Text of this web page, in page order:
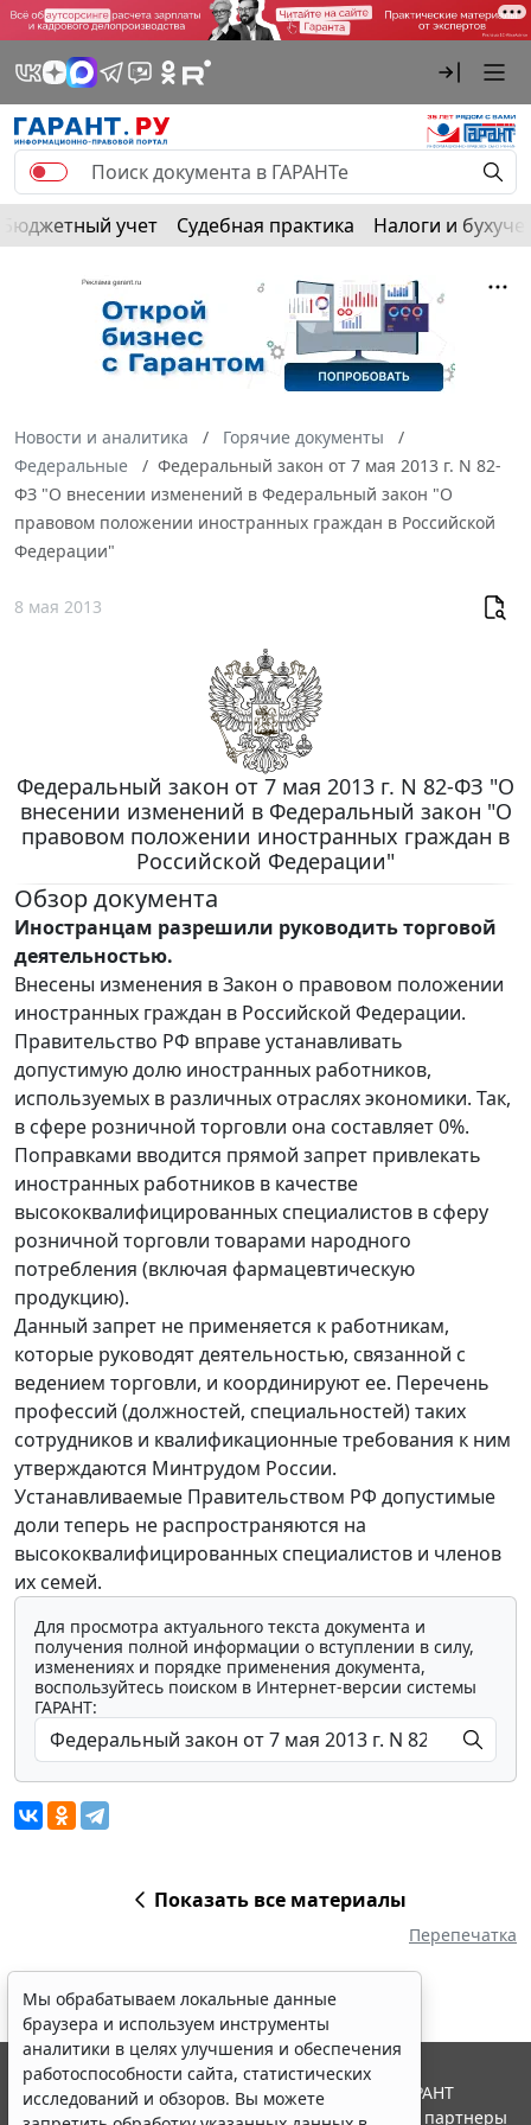
Бюджетный учет Судебная практика Налоги и
Новости и аналитика
Горячие документы
Федеральные
Федеральный закон от 7 мая 2013 г. N 82-
ФЗ "О внесении изменений в Федеральный закон "О
правовом положении иностранных граждан в Российской
Федерации"
8 мая 2013
Федеральный закон от 7 мая 2013 г. N 82-ФЗ "О
внесении изменений в Федеральный закон "О
правовом положении иностранных граждан в
Российской Федерации"
Обзор документа
Иностранцам разрешили руководить торговой
деятельностью.
Внесены изменения в Закон о правовом положении
иностранных граждан в Российской Федерации.
Правительство РФ вправе устанавливать
допустимую долю иностранных работников,
используемых в различных отраслях экономики. Так,
в сфере розничной торговли она составляет 0%.
Поправками вводится прямой запрет привлекать
иностранных работников в качестве
высококвалифицированных специалистов в сферу
розничной торговли товарами народного
потребления (включая фармацевтическую
продукцию).
Данный запрет не применяется к работникам,
которые руководят деятельностью, связанной с
ведением торговли, и координируют ее. Перечень
профессий (должностей, специальностей) таких
сотрудников и квалификационные требования к ним
утверждаются Минтрудом России.
Устанавливаемые Правительством РФ допустимые
доли теперь не распространяются на
высококвалифицированных специалистов и членов
их семей.
Для просмотра актуального текста документа и
получения полной информации о вступлении в силу,
изменениях и порядке применения документа,
воспользуйтесь поиском в Интернет-версии системы
ГАРАНТ:
Показать все материалы
Перепечатка
Мы обрабатываем локальные данные
браузера и используем инструменты
аналитики в целях улучшения и обеспечения
работоспособности сайта, статистических
исследований и обзоров. Вы можете
© ООО "НПП "ГАРАНТ-СЕРВИС", 2026. Система ГАРАНТ
выпускается с 1990 года. Компания "Гарант" и ее партнеры